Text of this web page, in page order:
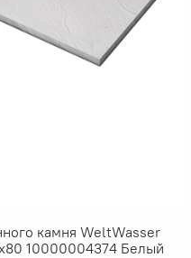
камня WeltWasser
10000004374 Белый